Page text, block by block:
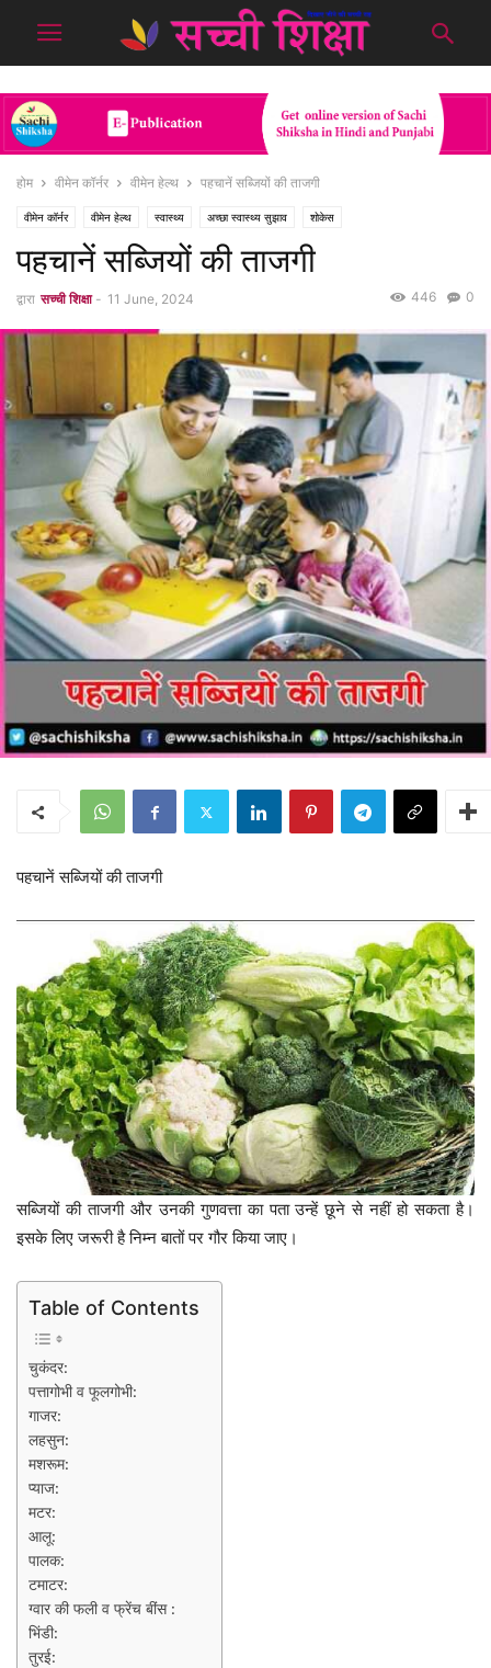
होम वीमेन कॉर्नर वीमेन हेल्थ पहचानें सब्जियों की ताजगी
वीमेन कॉर्नर वीमेन हेल्थ स्वास्थ्य अच्छा स्वास्थ्य सुझाव शोकेस
पहचानें सब्जियों की ताजगी
द्वारा सच्ची शिक्षा - 11 June, 2024 0
446
पहचानें सब्जियों की ताजगी
सब्जियों की ताजगी और उनकी गुणवत्ता का पता उन्हें छूने से नहीं हो सकता है।
इसके लिए जरूरी है निम्न बातों पर गौर किया जाए।
Table of Contents
चुकंदर:
पत्तागोभी व फूलगोभी:
गाजर:
लहसुन:
मशरूम:
प्याज:
मटर:
आलू:
पालक:
टमाटर:
ग्वार की फली व फ्रेंच बींस :
भिंडी:
तुरई: